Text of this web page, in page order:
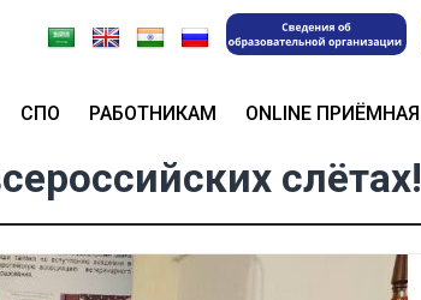
СПО РАБОТНИКАМ ONLINE ПРИЁМНАЯ
слётах!